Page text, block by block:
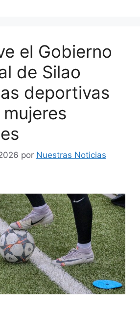
el Gobierno
de Silao
deportivas
por Nuestras Noticias